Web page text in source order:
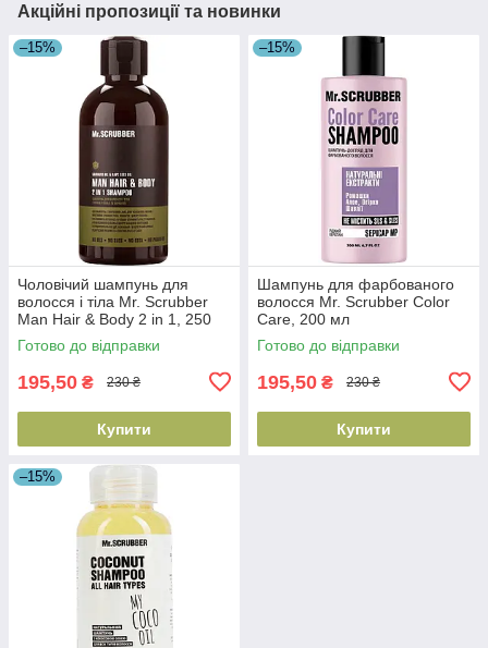
Акційні пропозиції та новинки
–15%
Чоловічий шампунь для
волосся і тіла Mr. Scrubber
Man Hair & Body 2 in 1, 250
мл (4820200230474)
Готово до відправки
195,50 ₴ 230 ₴
Купити
–15%
Шампунь для фарбованого
волосся Mr. Scrubber Color
Care, 200 мл
(4820200232560)
Готово до відправки
195,50 ₴ 230 ₴
Купити
–15%